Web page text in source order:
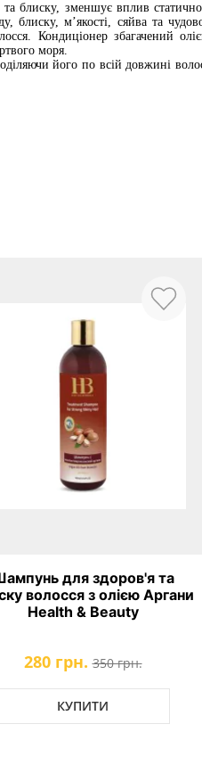
блиску, зменшує вплив
блиску, м’якості, сяйва та
Кондиціонер збагачений
моря.
його по всій довжині
для здоров'я та
волосся з олією Аргани
Health & Beauty
280 грн. 350 грн.
КУПИТИ